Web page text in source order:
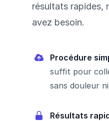
résultats rapides,
avez besoin.
Procédure
suffit pour
sans douleur
Résultats